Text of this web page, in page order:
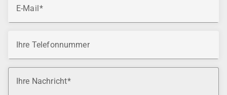
E-Mail
Ihre Telefonnummer
Ihre Nachricht